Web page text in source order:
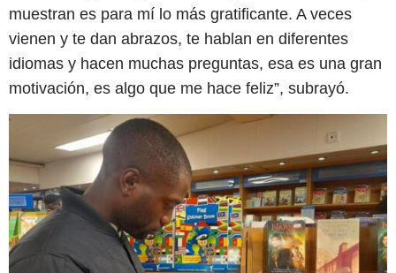
muestran es para mí lo más gratificante. A veces
vienen y te dan abrazos, te hablan en diferentes
idiomas y hacen muchas preguntas, esa es una gran
motivación, es algo que me hace feliz”, subrayó.